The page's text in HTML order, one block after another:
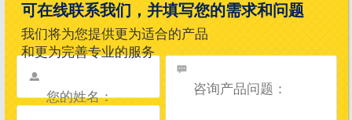
可在线联系我们，并填写您的需求和问题
我们将为您提供更为适合的产品
和更为完善专业的服务